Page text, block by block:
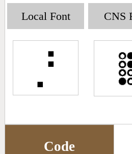
Big5 Query
Symbol Index
Pinyin Word Index
Local Font
⡘
CNS
Code